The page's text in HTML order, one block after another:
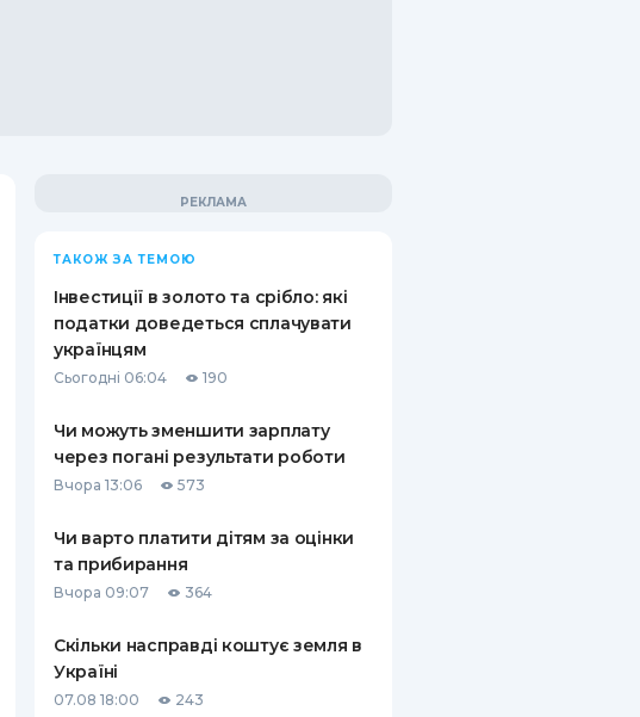
ТАКОЖ ЗА ТЕМОЮ
Інвестиції в золото та срібло: які
податки доведеться сплачувати
українцям
Сьогодні 06:04 190
Чи можуть зменшити зарплату
через погані результати роботи
Вчора 13:06 573
Чи варто платити дітям за оцінки
та прибирання
Вчора 09:07 364
Скільки насправді коштує земля в
Україні
07.08 18:00 243